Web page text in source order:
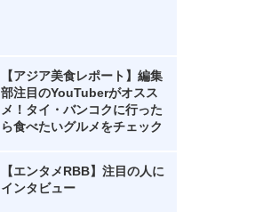
【アジア美食レポート】編集
部注目のYouTuberがオスス
メ！タイ・バンコクに行った
ら食べたいグルメをチェック
【エンタメRBB】注目の人に
インタビュー